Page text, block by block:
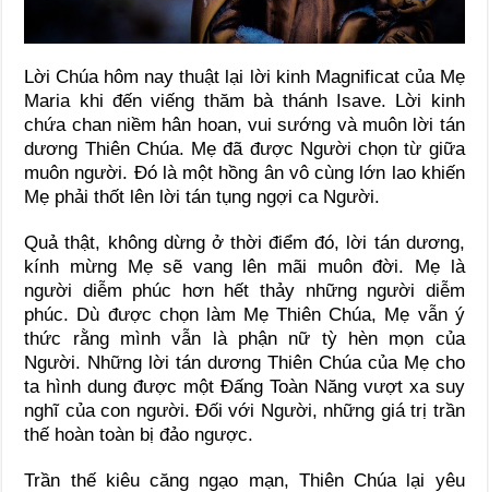
Lời Chúa hôm nay thuật lại lời kinh Magnificat của Mẹ
Maria khi đến viếng thăm bà thánh Isave. Lời kinh
chứa chan niềm hân hoan, vui sướng và muôn lời tán
dương Thiên Chúa. Mẹ đã được Người chọn từ giữa
muôn người. Đó là một hồng ân vô cùng lớn lao khiến
Mẹ phải thốt lên lời tán tụng ngợi ca Người.
Quả thật, không dừng ở thời điểm đó, lời tán dương,
kính mừng Mẹ sẽ vang lên mãi muôn đời. Mẹ là
người diễm phúc hơn hết thảy những người diễm
phúc. Dù được chọn làm Mẹ Thiên Chúa, Mẹ vẫn ý
thức rằng mình vẫn là phận nữ tỳ hèn mọn của
Người. Những lời tán dương Thiên Chúa của Mẹ cho
ta hình dung được một Đấng Toàn Năng vượt xa suy
nghĩ của con người. Đối với Người, những giá trị trần
thế hoàn toàn bị đảo ngược.
Trần thế kiêu căng ngạo mạn, Thiên Chúa lại yêu